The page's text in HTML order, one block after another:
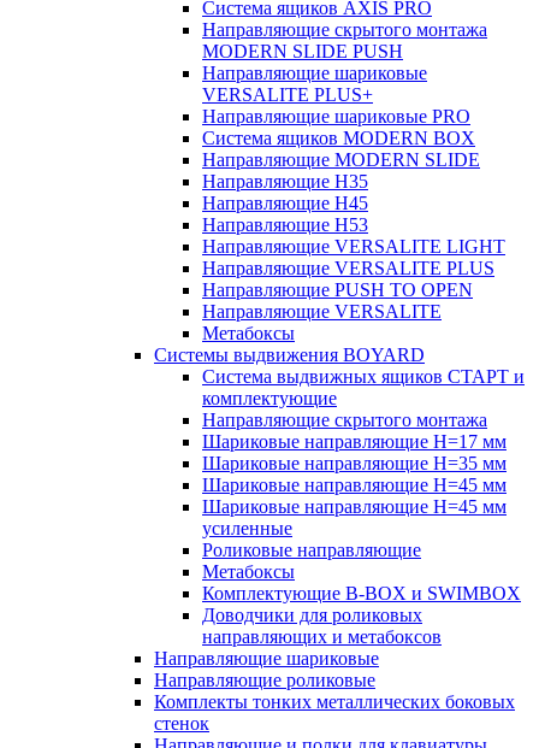
Система ящиков AXIS PRO
Направляющие скрытого монтажа
MODERN SLIDE PUSH
Направляющие шариковые
VERSALITE PLUS+
Направляющие шариковые PRO
Система ящиков MODERN BOX
Направляющие MODERN SLIDE
Направляющие H35
Направляющие H45
Направляющие H53
Направляющие VERSALITE LIGHT
Направляющие VERSALITE PLUS
Направляющие PUSH TO OPEN
Направляющие VERSALITE
Метабоксы
Системы выдвижения BOYARD
Система выдвижных ящиков СТАРТ и
комплектующие
Направляющие скрытого монтажа
Шариковые направляющие H=17 мм
Шариковые направляющие H=35 мм
Шариковые направляющие H=45 мм
Шариковые направляющие H=45 мм
усиленные
Роликовые направляющие
Метабоксы
Комплектующие B-BOX и SWIMBOX
Доводчики для роликовых
направляющих и метабоксов
Направляющие шариковые
Направляющие роликовые
Комплекты тонких металлических боковых
стенок